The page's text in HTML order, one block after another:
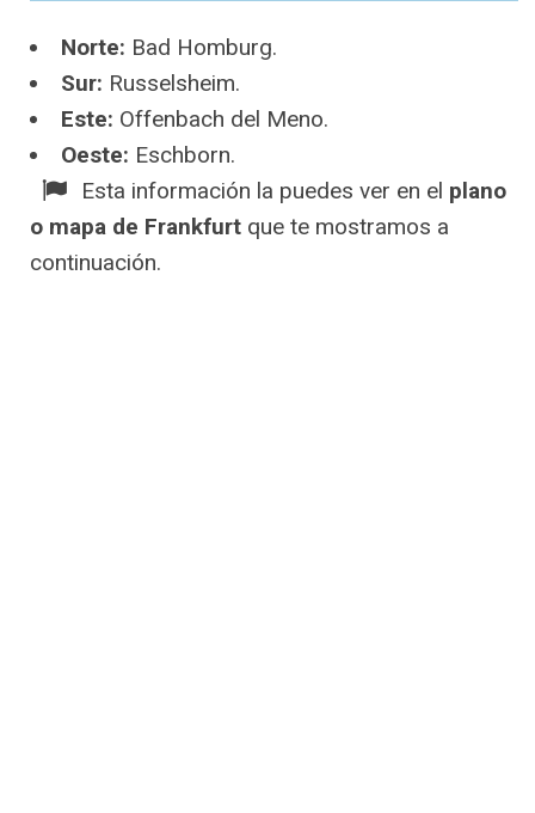
Norte: Bad Homburg.
Sur: Russelsheim.
Este: Offenbach del Meno.
Oeste: Eschborn.
Esta información la puedes ver en el plano
o mapa de Frankfurt que te mostramos a
continuación.